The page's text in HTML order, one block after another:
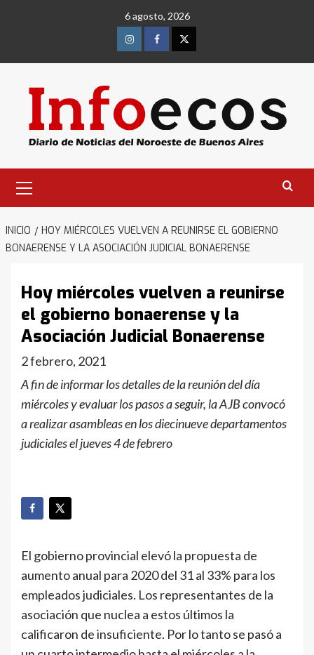
6 agosto, 2026
InstagramFacebookTwitter
primario
INICIO
HOY MIÉRCOLES VUELVEN A REUNIRSE EL GOBIERNO
BONAERENSE Y LA ASOCIACIÓN JUDICIAL BONAERENSE
Hoy miércoles vuelven a reunirse
el gobierno bonaerense y la
Asociación Judicial Bonaerense
2 febrero, 2021
A fin de informar los detalles de la reunión del día
miércoles y evaluar los pasos a seguir, la AJB convocó
a realizar asambleas en los diecinueve departamentos
judiciales el jueves 4 de febrero
El gobierno provincial elevó la propuesta de
aumento anual para 2020 del 31 al 33% para los
empleados judiciales. Los representantes de la
asociación que nuclea a estos últimos la
calificaron de insuficiente. Por lo tanto se pasó a